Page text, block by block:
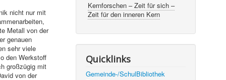
nicht nur mit
Metall von der
genauen
sehr viele
den Werkstoff
großzügig mit
von der
Kernforschen – Zeit für sich –
Zeit für den inneren Kern
Quicklinks
Gemeinde-/SchulBibliothek